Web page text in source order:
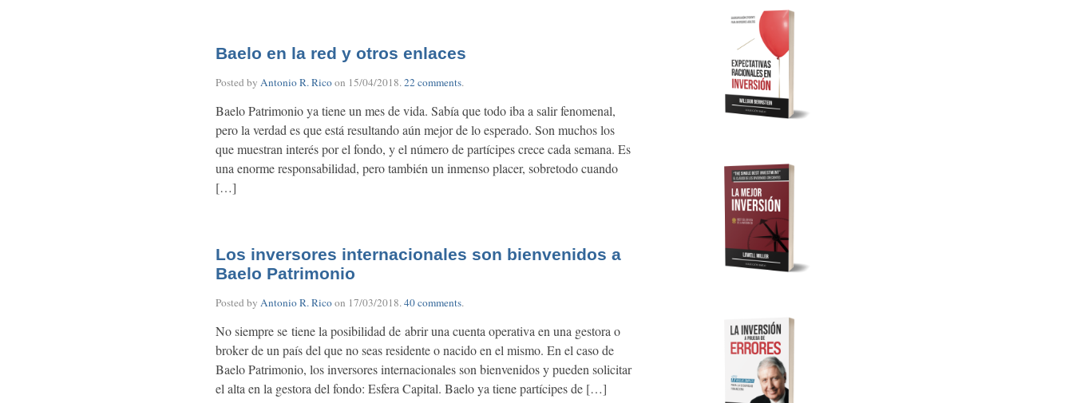
Baelo en la red y otros enlaces
Posted by Antonio R. Ricoon 15/04/2018.22 comments.
Baelo Patrimonio ya tiene un mes de vida. Sabía que todo iba a salir fenomenal,
pero la verdad es que está resultando aún mejor de lo esperado. Son muchos los
que muestran interés por el fondo, y el número de partícipes crece cada semana. Es
una enorme responsabilidad, pero también un inmenso placer, sobretodo cuando
[…]
Los inversores internacionales son bienvenidos a
Baelo Patrimonio
Posted by Antonio R. Ricoon 17/03/2018.40 comments.
No siempre se tiene la posibilidad de abrir una cuenta operativa en una gestora o
broker de un país del que no seas residente o nacido en el mismo. En el caso de
Baelo Patrimonio, los inversores internacionales son bienvenidos y pueden solicitar
el alta en la gestora del fondo: Esfera Capital. Baelo ya tiene partícipes de […]